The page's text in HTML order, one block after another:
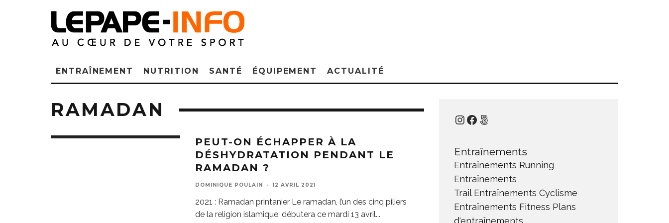
ENTRAÎNEMENT NUTRITION SANTÉ ÉQUIPEMENT ACTUALITÉ
RAMADAN
PEUT-ON ÉCHAPPER À LA
DÉSHYDRATATION PENDANT LE
RAMADAN ?
DOMINIQUE POULAIN · 12 AVRIL 2021
2021 : Ramadan printanier Le ramadan, l’un des cinq piliers
de la religion islamique, débutera ce mardi 13 avril...
Instagram
Facebook
500px
Entraînements
Entraînements Running
Entraînements
Trail Entraînements Cyclisme
Entraînements Fitness Plans
d'entraînements